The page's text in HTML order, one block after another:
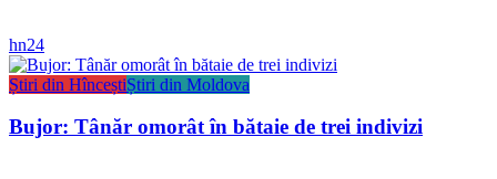
hn24
Știri din HînceștiȘtiri din Moldova
Bujor: Tânăr omorât în bătaie de trei indivizi